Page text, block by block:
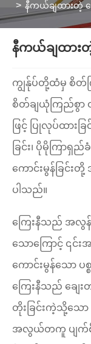
နီကယ်ချထားတဲ့ က
နီကယ်ချထားတဲ့
ကျွန်ုပ်တို့ထံမှ စိတ်ကြို
စိတ်ချယုံကြည်စွာ
ဖြင့် ပြုလုပ်ထား
ခြင်း၊ ပိုမိုကြာရှ
ကောင်းမွန်ခြင်းတို့
ပါသည်။
ကြေးနီသည် အလွန်
သောကြောင့် ၎င်း
ကောင်းမွန်သော
ကြေးနီသည် ချေ
တိုးခြင်းကဲ့သို့သော
အလွယ်တကူ ပျက်စီး